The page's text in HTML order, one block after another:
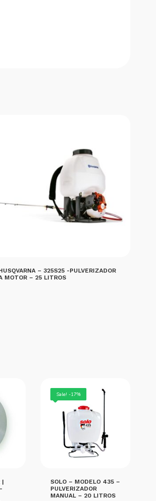
– 325S25 -PULVERIZADOR
MOTOR – 25 LITROS
|
Sale! -17%
SOLO – MODELO 435 –
PULVERIZADOR
MANUAL – 20 LITROS